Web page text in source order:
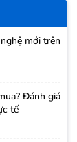
mới trên
Đánh giá
tế